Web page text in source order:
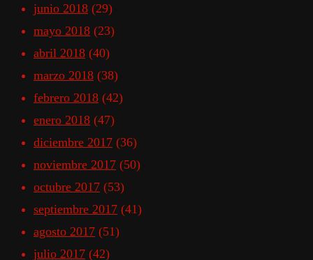
junio 2018 (29)
mayo 2018 (23)
abril 2018 (40)
marzo 2018 (38)
febrero 2018 (42)
enero 2018 (47)
diciembre 2017 (36)
noviembre 2017 (50)
octubre 2017 (53)
septiembre 2017 (41)
agosto 2017 (51)
julio 2017 (42)